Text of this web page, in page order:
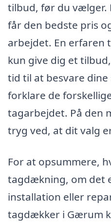
tilbud, før du vælger.
får den bedste pris
arbejdet. En erfaren
kun give dig et
tid til at besvare
forklare de
tagarbejdet. På den
tryg ved, at dit valg
For at opsummere,
tagdækning, om det
installation eller
tagdækker i Gærum